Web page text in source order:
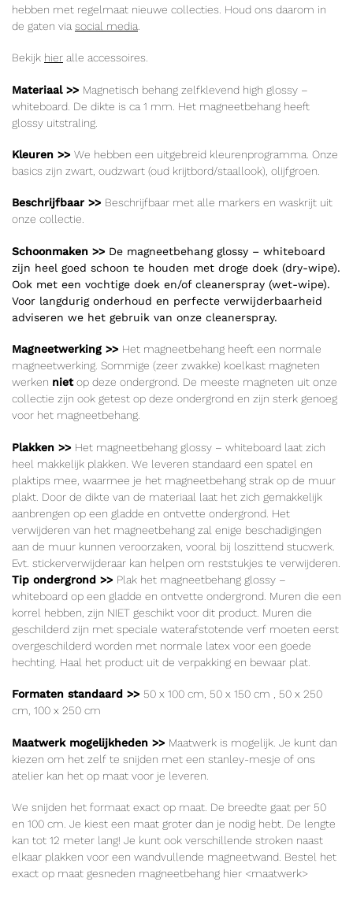
hebben met regelmaat nieuwe collecties. Houd ons daarom in
de gaten via social media
Bekijk hier alle accessoires.
Materiaal >> Magnetisch behang zelfklevend high glossy –
whiteboard. De dikte is ca 1 mm. Het magneetbehang heeft
glossy uitstraling.
Kleuren >> We hebben een uitgebreid kleurenprogramma. Onze
basics zijn zwart, oudzwart (oud krijtbord/staallook), olijfgroen.
Beschrijfbaar >> Beschrijfbaar met alle markers en waskrijt uit
onze collectie.
Schoonmaken >> De magneetbehang glossy – whiteboard
zijn heel goed schoon te houden met droge doek (dry-wipe).
Ook met een vochtige doek en/of cleanerspray (wet-wipe).
Voor langdurig onderhoud en perfecte verwijderbaarheid
adviseren we het gebruik van onze cleanerspray.
Magneetwerking >> Het magneetbehang heeft een normale
magneetwerking. Sommige (zeer zwakke) koelkast magneten
werken nietop deze ondergrond. De meeste magneten uit onze
collectie zijn ook getest op deze ondergrond en zijn sterk genoeg
voor het magneetbehang.
Plakken >> Het magneetbehang glossy – whiteboard laat zich
heel makkelijk plakken. We leveren standaard een spatel en
plaktips mee, waarmee je het magneetbehang strak op de muur
plakt. Door de dikte van de materiaal laat het zich gemakkelijk
aanbrengen op een gladde en ontvette ondergrond. Het
verwijderen van het magneetbehang zal enige beschadigingen
aan de muur kunnen veroorzaken, vooral bij loszittend stucwerk.
Evt. stickerverwijderaar kan helpen om reststukjes te verwijderen.
Tip ondergrond >> Plak het magneetbehang glossy –
whiteboard op een gladde en ontvette ondergrond. Muren die een
korrel hebben, zijn NIET geschikt voor dit product. Muren die
geschilderd zijn met speciale waterafstotende verf moeten eerst
overgeschilderd worden met normale latex voor een goede
hechting. Haal het product uit de verpakking en bewaar plat.
Formaten standaard >> 50 x 100 cm , 50 x 150 cm , 50 x 250
cm , 100 x 250 cm
Maatwerk mogelijkheden >> Maatwerk is mogelijk. Je kunt dan
kiezen om het zelf te snijden met een stanley-mesje of ons
atelier kan het op maat voor je leveren.
We snijden het formaat exact op maat. De breedte gaat per 50
en 100 cm. Je kiest een maat groter dan je nodig hebt. De lengte
kan tot 12 meter lang! Je kunt ook verschillende stroken naast
elkaar plakken voor een wandvullende magneetwand. Bestel het
exact op maat gesneden magneetbehang hier <maatwerk>